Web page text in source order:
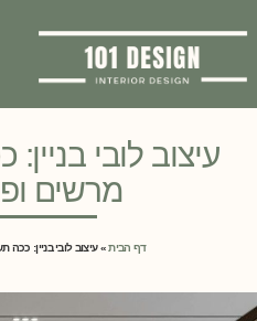
עיצוב לובי
מרשים
דף הבית»עיצוב לובי בניין: ככה